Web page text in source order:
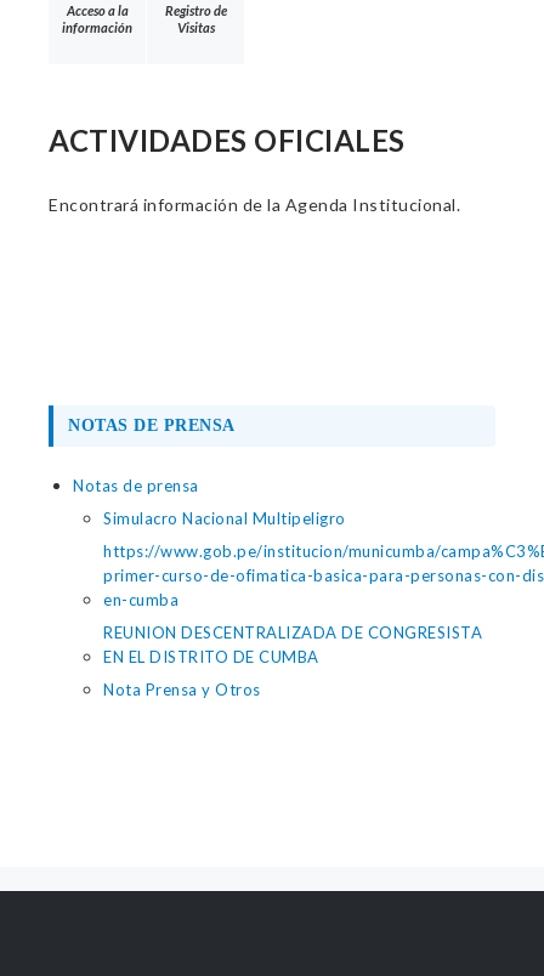
Acceso a la
información
Registro de
Visitas
ACTIVIDADES OFICIALES
Encontrará información de la Agenda Institucional.
NOTAS DE PRENSA
Notas de prensa
Simulacro Nacional Multipeligro
https://www.gob.pe/institucion/municumba/
primer-curso-de-ofimatica-basica-para-personas-con-
en-cumba
REUNION DESCENTRALIZADA DE CONGRESISTA
EN EL DISTRITO DE CUMBA
Nota Prensa y Otros